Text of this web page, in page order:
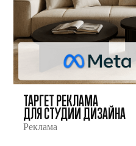
ТАРГЕТ РЕКЛАМА
ДЛЯ СТУДИИ ДИЗАЙНА
Реклама